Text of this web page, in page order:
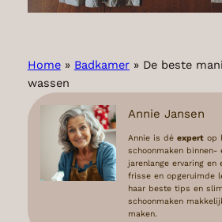
Home » Badkamer »De beste
wassen
Annie Jansen
Annie is dé expertop
schoonmaken binnen-
jarenlange ervaring en
frisse en opgeruimde
haar beste tips en
schoonmaken
maken.